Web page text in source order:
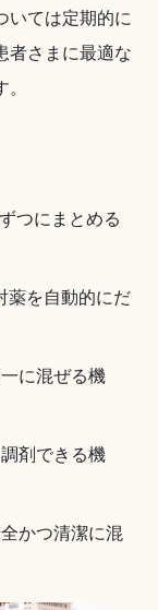
いては定期的に
者さまに最適な
つにまとめる
薬を自動的にだ
に混ぜる機
剤できる機
かつ清潔に混